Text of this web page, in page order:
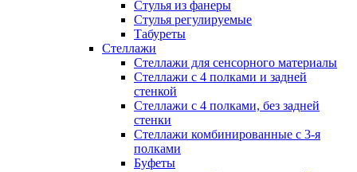
Стулья из фанеры
Стулья регулируемые
Табуреты
Стеллажи
Стеллажи для сенсорного материалы
Стеллажи с 4 полками и задней
стенкой
Стеллажи с 4 полками, без задней
стенки
Стеллажи комбинированные с 3-я
полками
Буфеты